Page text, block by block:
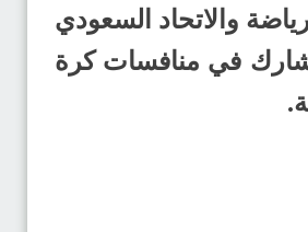
والاتحاد السعودي
في منافسات كرة